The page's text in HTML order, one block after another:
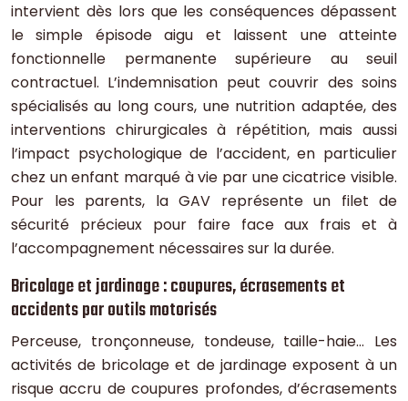
intervient dès lors que les conséquences dépassent
le simple épisode aigu et laissent une atteinte
fonctionnelle permanente supérieure au seuil
contractuel. L’indemnisation peut couvrir des soins
spécialisés au long cours, une nutrition adaptée, des
interventions chirurgicales à répétition, mais aussi
l’impact psychologique de l’accident, en particulier
chez un enfant marqué à vie par une cicatrice visible.
Pour les parents, la GAV représente un filet de
sécurité précieux pour faire face aux frais et à
l’accompagnement nécessaires sur la durée.
Bricolage et jardinage : coupures, écrasements et
accidents par outils motorisés
Perceuse, tronçonneuse, tondeuse, taille-haie… Les
activités de bricolage et de jardinage exposent à un
risque accru de coupures profondes, d’écrasements